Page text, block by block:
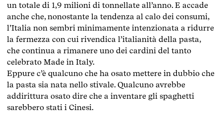
un totale di 1,9 milioni di tonnellate all’anno. E accade
anche che, nonostante la tendenza al calo dei consumi,
l’Italia non sembri minimamente intenzionata a ridurre
la fermezza con cui rivendica l’italianità della pasta,
che continua a rimanere uno dei cardini del tanto
celebrato Made in Italy.
Eppure c’è qualcuno che ha osato mettere in dubbio che
la pasta sia nata nello stivale. Qualcuno avrebbe
addirittura osato dire che a inventare gli spaghetti
sarebbero stati i Cinesi.